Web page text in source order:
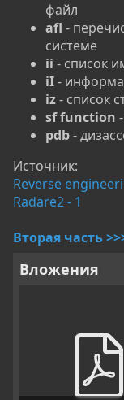
файл
afl -
системе
ii - список
iI-
iz- список
sf function
pdb-
Источник:
Reverse
Radare2 - 1
Вторая часть
Вложения